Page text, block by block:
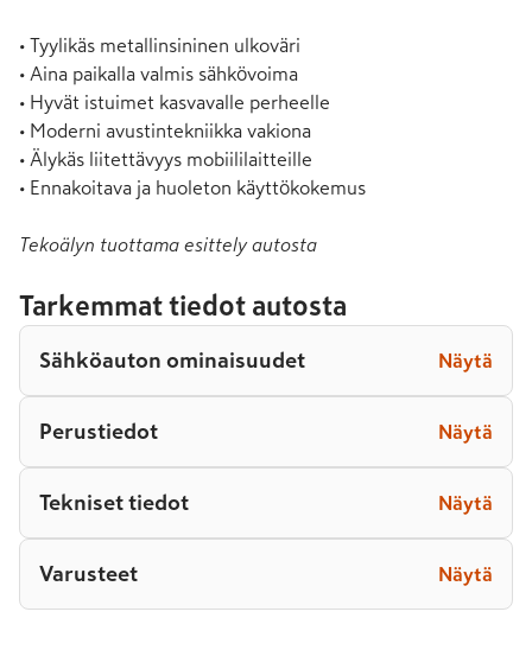
• Tyylikäs metallinsininen ulkoväri
• Aina paikalla valmis sähkövoima
• Hyvät istuimet kasvavalle perheelle
• Moderni avustintekniikka vakiona
• Älykäs liitettävyys mobiililaitteille
• Ennakoitava ja huoleton käyttökokemus
Tekoälyn tuottama esittely autosta
Tarkemmat tiedot autosta
Sähköauton ominaisuudet Näytä
Perustiedot Näytä
Tekniset tiedot Näytä
Varusteet Näytä